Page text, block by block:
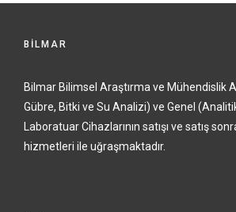
BİLMAR
Bilmar Bilimsel Araştırma ve Mühendislik
Gübre, Bitki ve Su Analizi) ve Genel
Laboratuar Cihazlarının satışı ve satış
hizmetleri ile uğraşmaktadır.